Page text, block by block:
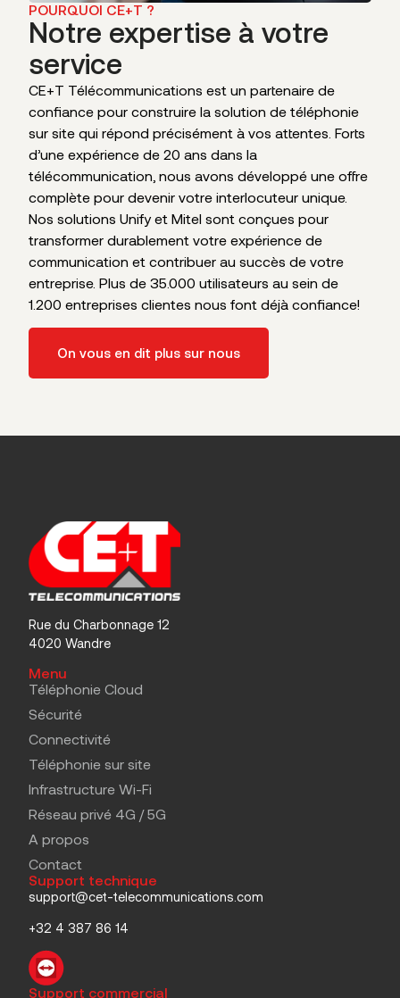
POURQUOI CE+T ?
Notre expertise à votre
service
CE+T Télécommunications est un partenaire de
confiance pour construire la solution de téléphonie
sur site qui répond précisément à vos attentes. Forts
d’une expérience de 20 ans dans la
télécommunication, nous avons développé une offre
complète pour devenir votre interlocuteur unique.
Nos solutions Unify et Mitel sont conçues pour
transformer durablement votre expérience de
communication et contribuer au succès de votre
entreprise. Plus de 35.000 utilisateurs au sein de
1.200 entreprises clientes nous font déjà confiance!
On vous en dit plus sur nous
Rue du Charbonnage 12
4020 Wandre
Menu
Téléphonie Cloud
Sécurité
Connectivité
Téléphonie sur site
Infrastructure Wi-Fi
Réseau privé 4G / 5G
A propos
Contact
Support technique
support@cet-telecommunications.com
+32 4 387 86 14
Support commercial